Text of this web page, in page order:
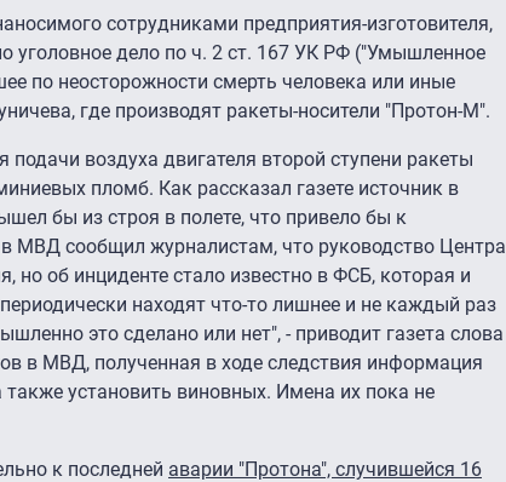
сотрудниками предприятия-изготовителя,
уголовное дело по ч. 2 ст. 167 УК РФ ("Умышленное
по неосторожности смерть человека или иные
где производят ракеты-носители "Протон-М".
воздуха двигателя второй ступени ракеты
пломб. Как рассказал газете источник в
бы из строя в полете, что привело бы к
МВД сообщил журналистам, что руководство Центра
но об инциденте стало известно в ФСБ, которая и
находят что-то лишнее и не каждый раз
это сделано или нет", - приводит газета слова
в МВД, полученная в ходе следствия информация
установить виновных. Имена их пока не
к последней аварии "Протона", случившейся 16